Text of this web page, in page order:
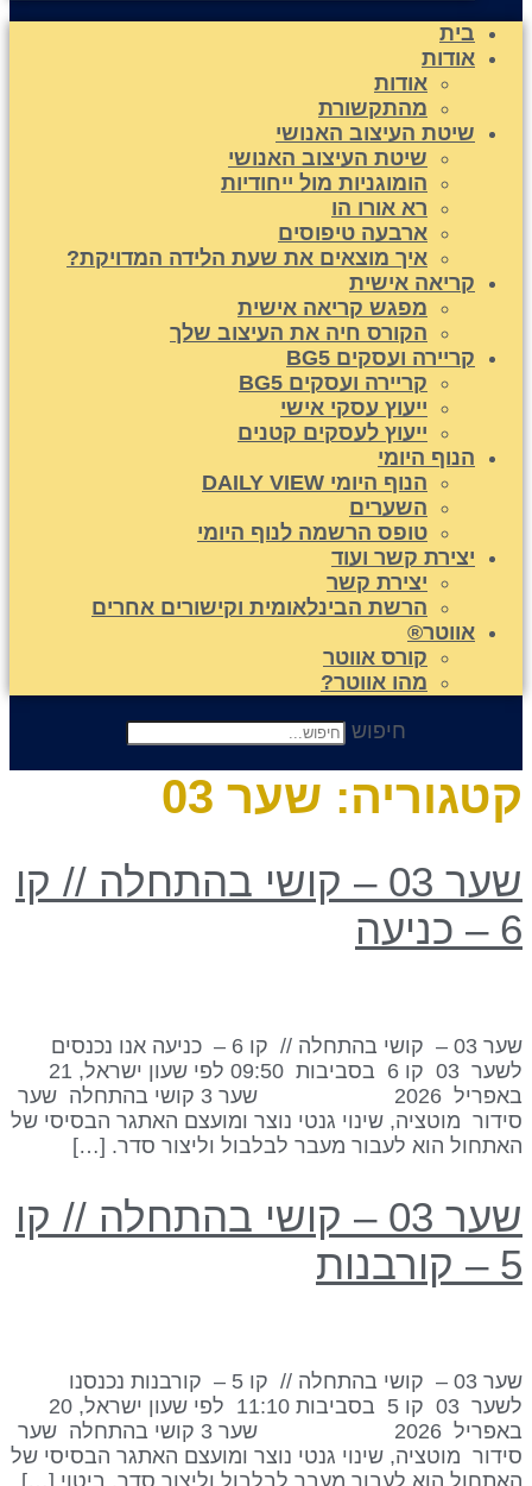
בית
אודות
אודות
מהתקשורת
שיטת העיצוב האנושי
שיטת העיצוב האנושי
הומוגניות מול ייחודיות
רא אורו הו
ארבעה טיפוסים
איך מוצאים את שעת הלידה המדויקת?
קריאה אישית
מפגש קריאה אישית
הקורס חיה את העיצוב שלך
קריירה ועסקים BG5
קריירה ועסקים BG5
ייעוץ עסקי אישי
ייעוץ לעסקים קטנים
הנוף היומי
הנוף היומי DAILY VIEW
השערים
טופס הרשמה לנוף היומי
יצירת קשר ועוד
יצירת קשר
הרשת הבינלאומית וקישורים אחרים
אווטר®
קורס אווטר
מהו אווטר?
חיפוש
שער 03
שער 03 – קושי בהתחלה // קו
שער 03 – קושי בהתחלה // קו 6 – כניעה אנו נכנסים
לשער 03 קו 6 בסביבות 09:50 לפי שעון ישראל, 21
באפריל 2026 שער 3 קושי בהתחלה שער
מוטציה, שינוי גנטי נוצר ומועצם האתגר הבסיסי של
הוא לעבור מעבר לבלבול וליצור סדר. […]
שער 03 – קושי בהתחלה // קו
שער 03 – קושי בהתחלה // קו 5 – קורבנות נכנסנו
לשער 03 קו 5 בסביבות 11:10 לפי שעון ישראל, 20
באפריל 2026 שער 3 קושי בהתחלה שער
מוטציה, שינוי גנטי נוצר ומועצם האתגר הבסיסי של